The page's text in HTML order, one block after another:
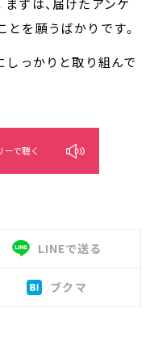
ずは、届けたアンケ
とを願うばかりです。
しっかりと取り組んで
ーで聴く
LINEで送る
ブクマ